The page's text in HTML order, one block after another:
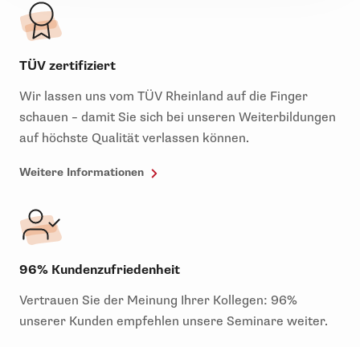
TÜV zertifiziert
Wir lassen uns vom TÜV Rheinland auf die Finger
schauen – damit Sie sich bei unseren Weiterbildungen
auf höchste Qualität verlassen können.
Weitere Informationen
96% Kundenzufriedenheit
Vertrauen Sie der Meinung Ihrer Kollegen: 96%
unserer Kunden empfehlen unsere Seminare weiter.